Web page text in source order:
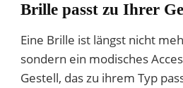
Brille passt zu Ihrer
Eine Brille ist längst nicht
sondern ein modisches
Gestell, das zu ihrem Typ